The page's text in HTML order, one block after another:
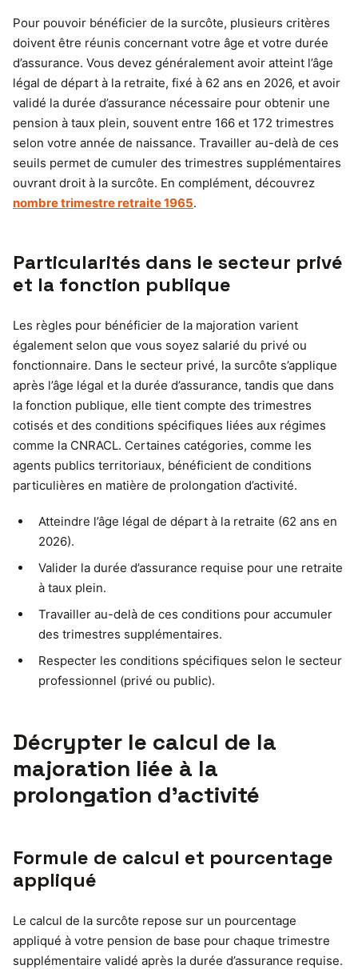
Pour pouvoir bénéficier de la surcôte, plusieurs critères
doivent être réunis concernant votre âge et votre durée
d’assurance. Vous devez généralement avoir atteint l’âge
légal de départ à la retraite, fixé à 62 ans en 2026, et avoir
validé la durée d’assurance nécessaire pour obtenir une
pension à taux plein, souvent entre 166 et 172 trimestres
selon votre année de naissance. Travailler au-delà de ces
seuils permet de cumuler des trimestres supplémentaires
ouvrant droit à la surcôte. En complément, découvrez
nombre trimestre retraite 1965.
Particularités dans le secteur privé
et la fonction publique
Les règles pour bénéficier de la majoration varient
également selon que vous soyez salarié du privé ou
fonctionnaire. Dans le secteur privé, la surcôte s’applique
après l’âge légal et la durée d’assurance, tandis que dans
la fonction publique, elle tient compte des trimestres
cotisés et des conditions spécifiques liées aux régimes
comme la CNRACL. Certaines catégories, comme les
agents publics territoriaux, bénéficient de conditions
particulières en matière de prolongation d’activité.
Atteindre l’âge légal de départ à la retraite (62 ans en
2026).
Valider la durée d’assurance requise pour une retraite
à taux plein.
Travailler au-delà de ces conditions pour accumuler
des trimestres supplémentaires.
Respecter les conditions spécifiques selon le secteur
professionnel (privé ou public).
Décrypter le calcul de la
majoration liée à la
prolongation d’activité
Formule de calcul et pourcentage
appliqué
Le calcul de la surcôte repose sur un pourcentage
appliqué à votre pension de base pour chaque trimestre
supplémentaire validé après la durée d’assurance requise.